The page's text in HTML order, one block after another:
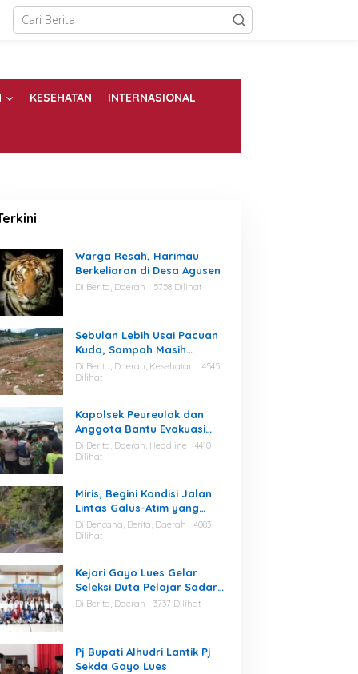
KESEHATAN INTERNASIONAL
Warga Resah, Harimau
Berkeliaran di Desa Agusen
Di Berita, Daerah 5758 Dilihat
Sebulan Lebih Usai Pacuan
Kuda, Sampah Masih
Berserakan di Area Stadion
Di Berita, Daerah, Kesehatan
4545
Dilihat
Kapolsek Peureulak dan
Anggota Bantu Evakuasi
Korban Tenggelam di
Perairan Kuala Bugak
Di Berita, Daerah, Headline
4410
Dilihat
Miris, Begini Kondisi Jalan
Lintas Galus-Atim yang
Diminta Camat Pining
Dilakukan Perawatan
Di Bencana, Berita, Daerah
4083
Dilihat
Kejari Gayo Lues Gelar
Seleksi Duta Pelajar Sadar
Hukum
Di Berita, Daerah 3737 Dilihat
Pj Bupati Alhudri Lantik Pj
Sekda Gayo Lues